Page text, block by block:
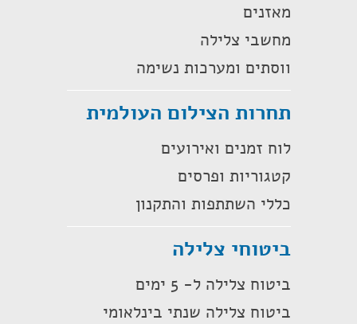
מאזנים
מחשבי צלילה
ווסתים ומערכות נשימה
תחרות הצילום העולמית
לוח זמנים ואירועים
קטגוריות ופרסים
כללי השתתפות והתקנון
ביטוחי צלילה
ביטוח צלילה ל- 5 ימים
ביטוח צלילה שנתי בינלאומי